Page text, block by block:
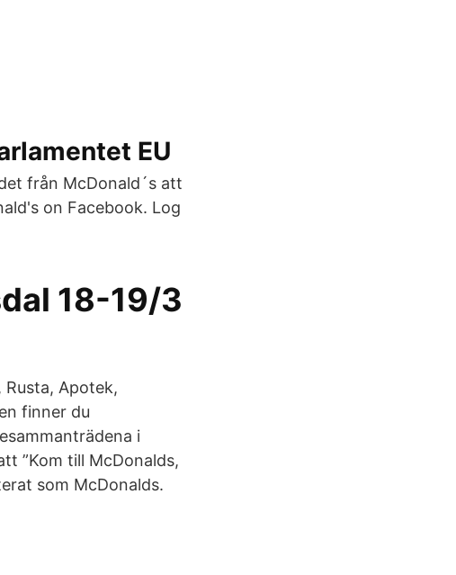
EU
från McDonald´s att
on Facebook. Log
18-19/3
Apotek,
finner du
i
”Kom till McDonalds,
som McDonalds.